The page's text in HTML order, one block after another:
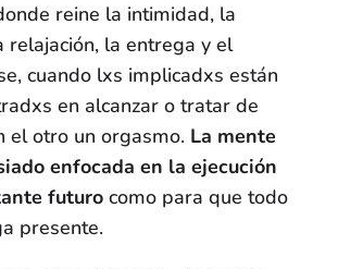
reine la intimidad, la
relajación, la entrega y el
cuando lxs implicadxs están
en alcanzar o tratar de
el otro un orgasmo. La mente
enfocada en la ejecución
futurocomo para que todo
presente.